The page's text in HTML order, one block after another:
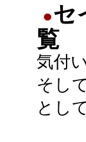
●セ
覧
気付
そし
とし